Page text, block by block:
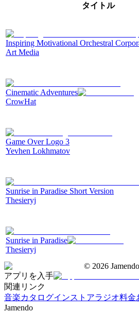
タイトル
Inspiring Motivational Orchestral
Art Media
Cinematic Adventures
CrowHat
Game Over Logo 3
Yevhen Lokhmatov
Sunrise in Paradise Short Version
Thesieryj
Sunrise in Paradise
Thesieryj
© 2026
アプリを入手
関連リンク
音楽カタログインストアラジオ料金
Jamendo